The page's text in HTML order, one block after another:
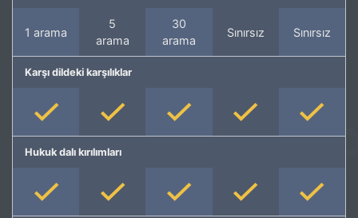
1 arama
5
arama
30
arama
Sınırsız Sınırsız
Karşı dildeki karşılıklar
Hukuk dalı kırılımları